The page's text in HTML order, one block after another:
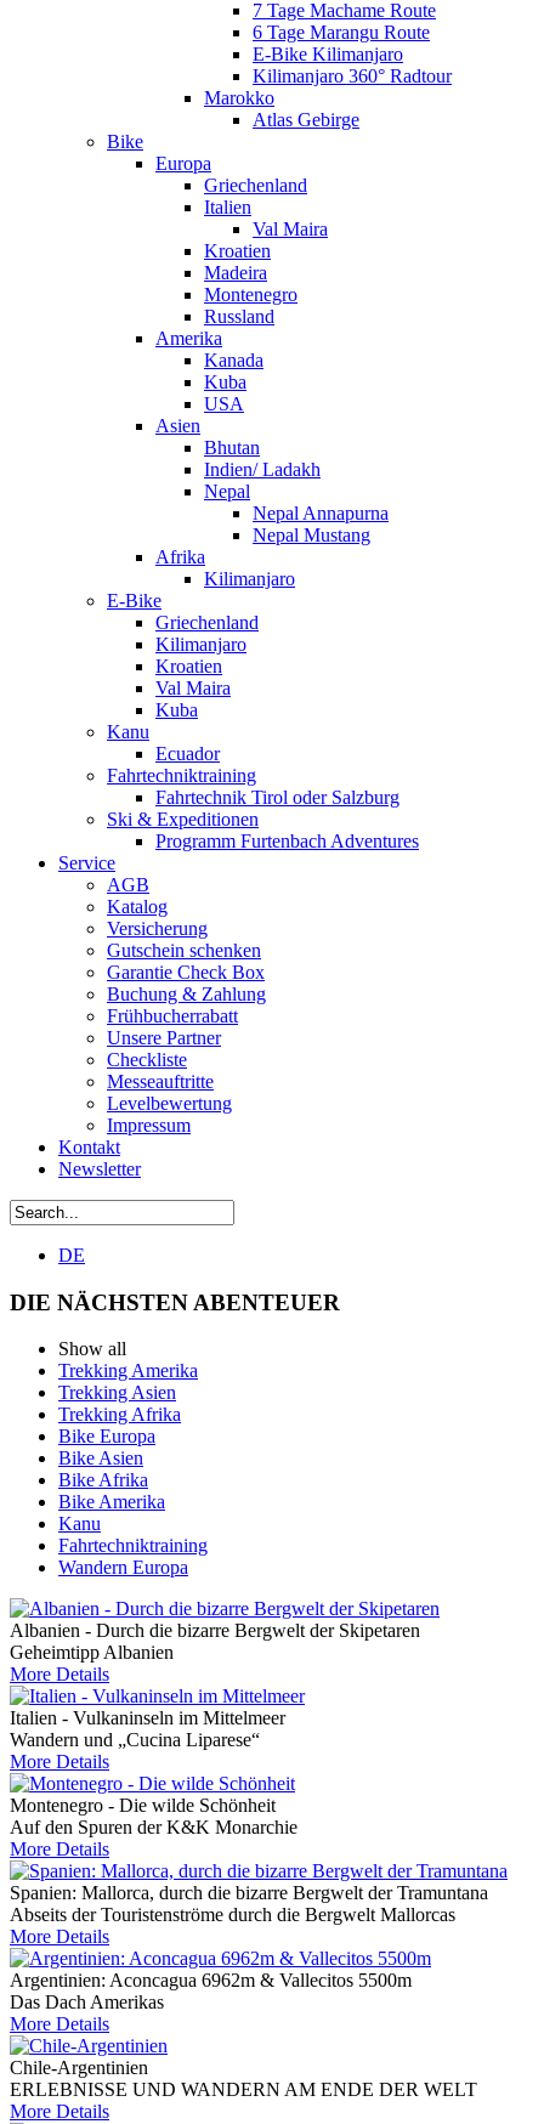
7 Tage Machame Route
6 Tage Marangu Route
E-Bike Kilimanjaro
Kilimanjaro 360° Radtour
Marokko
Atlas Gebirge
Bike
Europa
Griechenland
Italien
Val Maira
Kroatien
Madeira
Montenegro
Russland
Amerika
Kanada
Kuba
USA
Asien
Bhutan
Indien/ Ladakh
Nepal
Nepal Annapurna
Nepal Mustang
Afrika
Kilimanjaro
E-Bike
Griechenland
Kilimanjaro
Kroatien
Val Maira
Kuba
Kanu
Ecuador
Fahrtechniktraining
Fahrtechnik Tirol oder Salzburg
Ski & Expeditionen
Programm Furtenbach Adventures
Service
AGB
Katalog
Versicherung
Gutschein schenken
Garantie Check Box
Buchung & Zahlung
Frühbucherrabatt
Unsere Partner
Checkliste
Messeauftritte
Levelbewertung
Impressum
Kontakt
Newsletter
DE
DIE NÄCHSTEN ABENTEUER
Show all
Trekking Amerika
Trekking Asien
Trekking Afrika
Bike Europa
Bike Asien
Bike Afrika
Bike Amerika
Kanu
Fahrtechniktraining
Wandern Europa
Albanien - Durch die bizarre Bergwelt der Skipetaren
Geheimtipp Albanien
More Details
Italien - Vulkaninseln im Mittelmeer
Wandern und „Cucina Liparese“
More Details
Montenegro - Die wilde Schönheit
Auf den Spuren der K&K Monarchie
More Details
Spanien: Mallorca, durch die bizarre Bergwelt der Tramuntana
Abseits der Touristenströme durch die Bergwelt Mallorcas
More Details
Argentinien: Aconcagua 6962m & Vallecitos 5500m
Das Dach Amerikas
More Details
Chile-Argentinien
ERLEBNISSE UND WANDERN AM ENDE DER WELT
More Details